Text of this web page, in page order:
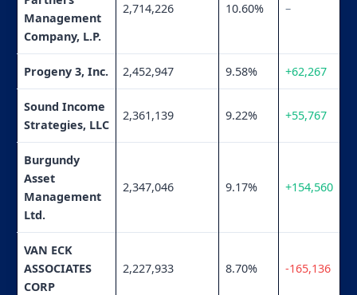
Management
Company, L.P.
2,714,226 10.60% –
Progeny 3, Inc. 2,452,947 9.58% +62,267
Sound Income
Strategies, LLC
2,361,139 9.22% +55,767
Burgundy
Asset
Management
Ltd.
2,347,046 9.17% +154,560
VAN ECK
ASSOCIATES
CORP
2,227,933 8.70% -165,136